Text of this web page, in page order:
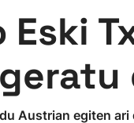
Austrian egiten